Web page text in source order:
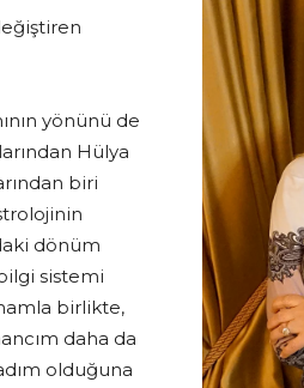
yönünü de
Hülya
biri
dönüm
sistemi
birlikte,
daha da
olduğuna